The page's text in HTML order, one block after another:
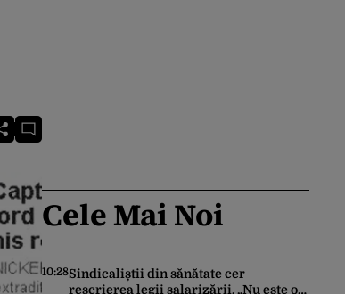
Cele Mai Noi
10:28Sindicaliștii din sănătate cer
rescrierea legii salarizării. „Nu este o